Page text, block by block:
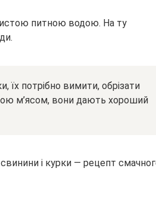
питною водою. На ту
їх потрібно вимити, обрізати
м’ясом, вони дають хороший